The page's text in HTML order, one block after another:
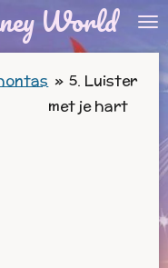
World
» 5. Luister
met je hart